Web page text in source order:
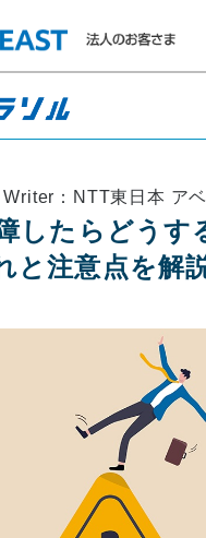
：NTT東日本 アベ
したらどうす
と注意点を解